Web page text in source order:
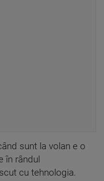
sunt la volan e o
în rândul
cu tehnologia.